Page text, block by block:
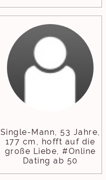
Single-Mann, 53 Jahre,
177 cm, hofft auf die
große Liebe, #Online
Dating ab 50